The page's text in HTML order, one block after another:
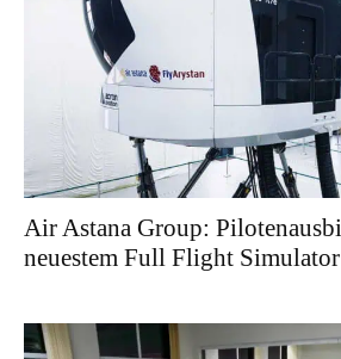
Air Astana Group:
neuestem Full Flight Simulator